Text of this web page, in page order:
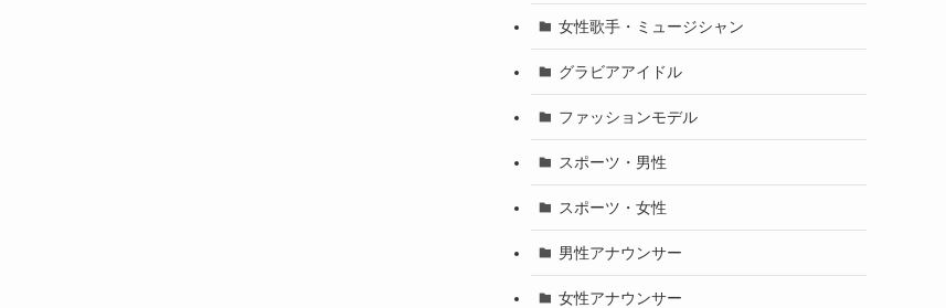
女性歌手・ミュージシャン
グラビアアイドル
ファッションモデル
スポーツ・男性
スポーツ・女性
男性アナウンサー
女性アナウンサー